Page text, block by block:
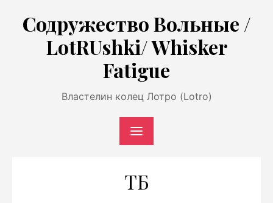
содержимому
Содружество Вольные /
LotRUshki/ Whisker
Fatigue
Властелин колец Лотро (Lotro)
ТБ